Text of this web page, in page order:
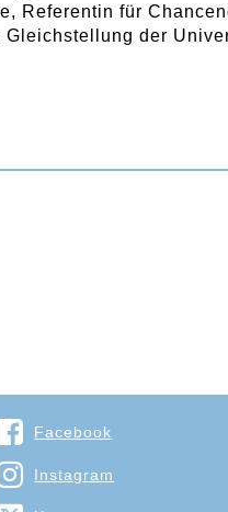
Referentin für
der
Facebook
Instagram